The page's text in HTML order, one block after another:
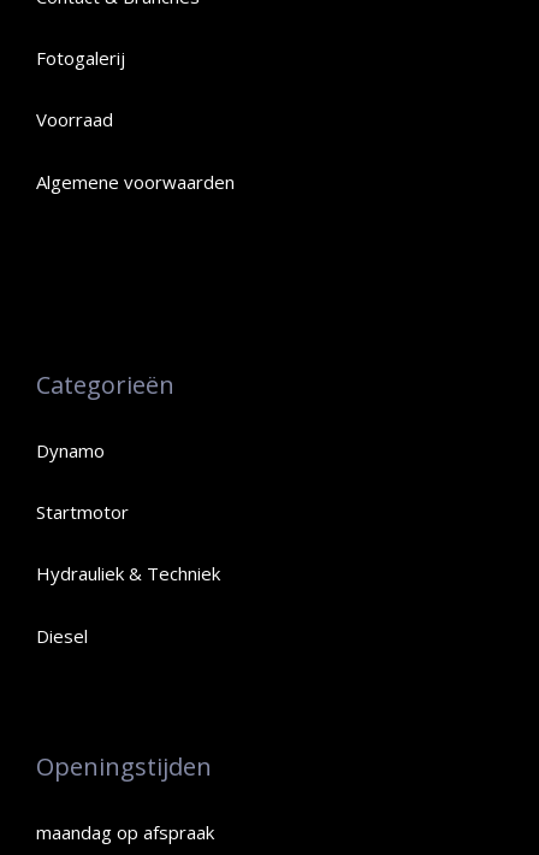
Fotogalerij
Voorraad
Algemene voorwaarden
Categorieën
Dynamo
Startmotor
Hydrauliek & Techniek
Diesel
Openingstijden
maandag op afspraak